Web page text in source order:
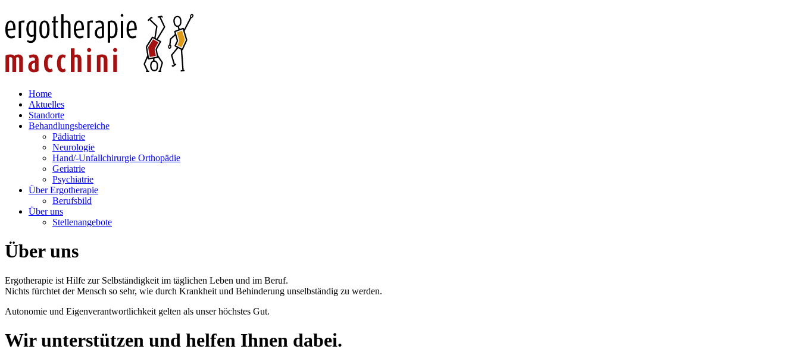
Home
Aktuelles
Standorte
Behandlungsbereiche
Pädiatrie
Neurologie
Hand/-Unfallchirurgie Orthopädie
Geriatrie
Psychiatrie
Über Ergotherapie
Berufsbild
Über uns
Stellenangebote
Über uns
Ergotherapie ist Hilfe zur Selbständigkeit im täglichen Leben und im Beruf.
Nichts fürchtet der Mensch so sehr, wie durch Krankheit und Behinderung unselbständig zu werden.
Autonomie und Eigenverantwortlichkeit gelten als unser höchstes Gut.
Wir unterstützen und helfen Ihnen dabei.